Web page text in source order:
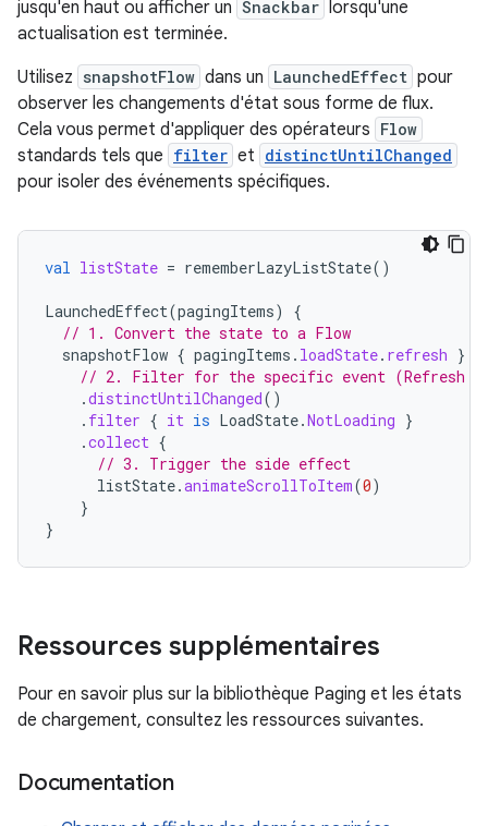
jusqu'en haut ou afficher un Snackbar lorsqu'une
actualisation est terminée.
Utilisez snapshotFlow dans un LaunchedEffect pour
observer les changements d'état sous forme de flux.
Cela vous permet d'appliquer des opérateurs Flow
standards tels que filter et distinctUntilChanged
pour isoler des événements spécifiques.
val listState = rememberLazyListState()
LaunchedEffect(pagingItems)
{
// 1. Convert the state to a Flow
snapshotFlow { pagingItems . loadState. refresh }
// 2. Filter for the specific event (Refresh
.distinctUntilChanged()
. filter { it is LoadState.NotLoading }
.collect {
// 3. Trigger the side effect
listState.animateScrollToItem(0)
}
}
Ressources supplémentaires
Pour en savoir plus sur la bibliothèque Paging et les états
de chargement, consultez les ressources suivantes.
Documentation